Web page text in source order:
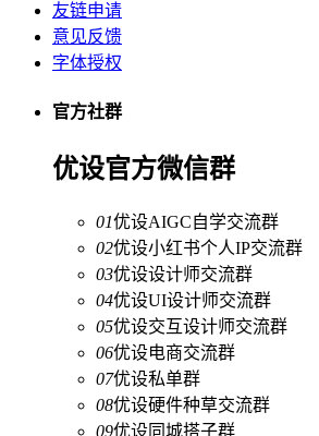
友链申请
意见反馈
字体授权
官方社群
优设官方微信群
01优设AIGC自学交流群
02优设小红书个人IP交流群
03优设设计师交流群
04优设UI设计师交流群
05优设交互设计师交流群
06优设电商交流群
07优设私单群
08优设硬件种草交流群
09优设同城搭子群